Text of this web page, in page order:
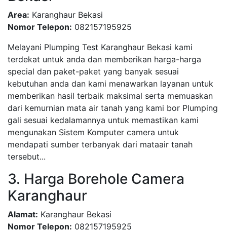
Area: Karanghaur Bekasi
Nomor Telepon: 082157195925
Melayani Plumping Test Karanghaur Bekasi kami
terdekat untuk anda dan memberikan harga-harga
special dan paket-paket yang banyak sesuai
kebutuhan anda dan kami menawarkan layanan untuk
memberikan hasil terbaik maksimal serta memuaskan
dari kemurnian mata air tanah yang kami bor Plumping
gali sesuai kedalamannya untuk memastikan kami
mengunakan Sistem Komputer camera untuk
mendapati sumber terbanyak dari mataair tanah
tersebut...
3. Harga Borehole Camera
Karanghaur
Alamat: Karanghaur Bekasi
Nomor Telepon: 082157195925